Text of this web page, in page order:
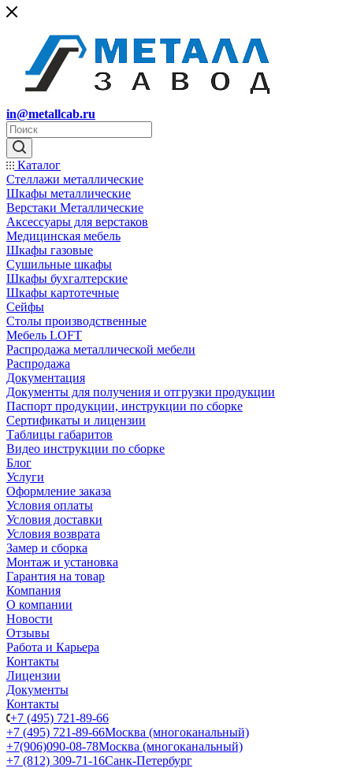
in@metallcab.ru
Каталог
Стеллажи металлические
Шкафы металлические
Верстаки Металлические
Аксессуары для верстаков
Медицинская мебель
Шкафы газовые
Сушильные шкафы
Шкафы бухгалтерские
Шкафы картотечные
Сейфы
Столы производственные
Мебель LOFT
Распродажа металлической мебели
Распродажа
Документация
Документы для получения и отгрузки продукции
Паспорт продукции, инструкции по сборке
Сертификаты и лицензии
Таблицы габаритов
Видео инструкции по сборке
Блог
Услуги
Оформление заказа
Условия оплаты
Условия доставки
Условия возврата
Замер и сборка
Монтаж и установка
Гарантия на товар
Компания
О компании
Новости
Отзывы
Работа и Карьера
Контакты
Лицензии
Документы
Контакты
+7 (495) 721-89-66
+7 (495) 721-89-66Москва (многоканальный)
+7(906)090-08-78Москва (многоканальный)
+7 (812) 309-71-16Санк-Петербург